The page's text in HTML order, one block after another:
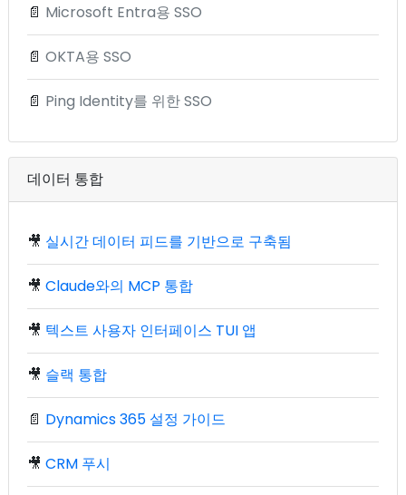
📄 Microsoft Entra용 SSO
📄 OKTA용 SSO
📄 Ping Identity를 위한 SSO
데이터 통합
🎥 실시간 데이터 피드를 기반으로 구축됨
🎥 Claude와의 MCP 통합
🎥 텍스트 사용자 인터페이스 TUI 앱
🎥 슬랙 통합
📄 Dynamics 365 설정 가이드
🎥 CRM 푸시